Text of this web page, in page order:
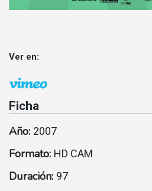
Ver en:
Ficha
Año: 2007
Formato: HD CAM
Duración: 97